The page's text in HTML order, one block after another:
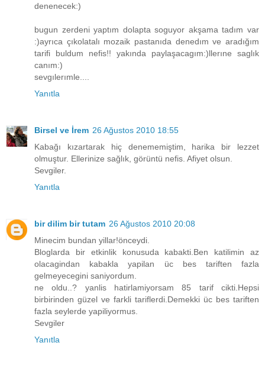
denenecek:)
bugun zerdeni yaptım dolapta soguyor akşama tadım var
:)ayrıca çıkolatalı mozaik pastanıda denedım ve aradığım
tarifi buldum nefis!! yakında paylaşacagım:)llerıne saglık
canım:)
sevgılerımle....
Yanıtla
Birsel ve İrem 26 Ağustos 2010 18:55
Kabağı kızartarak hiç denememiştim, harika bir lezzet
olmuştur. Ellerinize sağlık, görüntü nefis. Afiyet olsun.
Sevgiler.
Yanıtla
bir dilim bir tutam 26 Ağustos 2010 20:08
Minecim bundan yillar!önceydi.
Bloglarda bir etkinlik konusuda kabakti.Ben katilimin az
olacagindan kabakla yapilan üc bes tariften fazla
gelmeyecegini saniyordum.
ne oldu..? yanlis hatirlamiyorsam 85 tarif cikti.Hepsi
birbirinden güzel ve farkli tariflerdi.Demekki üc bes tariften
fazla seylerde yapiliyormus.
Sevgiler
Yanıtla